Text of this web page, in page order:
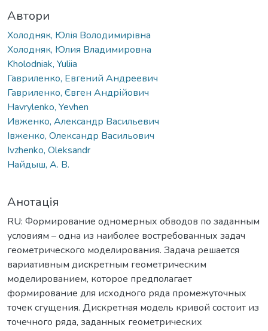
Автори
Холодняк, Юлія Володимирівна
Холодняк, Юлия Владимировна
Kholodniak, Yuliia
Гавриленко, Евгений Андреевич
Гавриленко, Євген Андрійович
Havrylenko, Yevhen
Ивженко, Александр Васильевич
Івженко, Олександр Васильович
Ivzhenko, Oleksandr
Найдыш, А. В.
Анотація
RU: Формирование одномерных обводов по заданным
условиям – одна из наиболее востребованных задач
геометрического моделирования. Задача решается
вариативным дискретным геометрическим
моделированием, которое предполагает
формирование для исходного ряда промежуточных
точек сгущения. Дискретная модель кривой состоит из
точечного ряда, заданных геометрических